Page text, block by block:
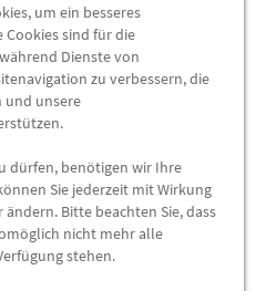
128,00 €
HINZUFÜGEN
Heidelberg GmbH |
um ein besseres
Cookies sind für die
Dienste von
zu verbessern, die
und unsere
dürfen, benötigen wir Ihre
Sie jederzeit mit Wirkung
Bitte beachten Sie, dass
nicht mehr alle
stehen.